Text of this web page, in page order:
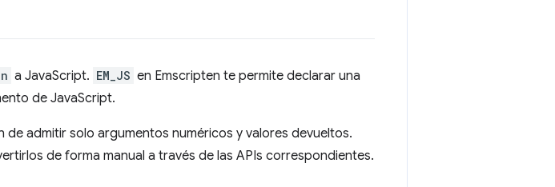
a JavaScript. EM_JS en Emscripten te permite declarar una
de JavaScript.
de admitir solo argumentos numéricos y valores devueltos.
de forma manual a través de las APIs correspondientes.